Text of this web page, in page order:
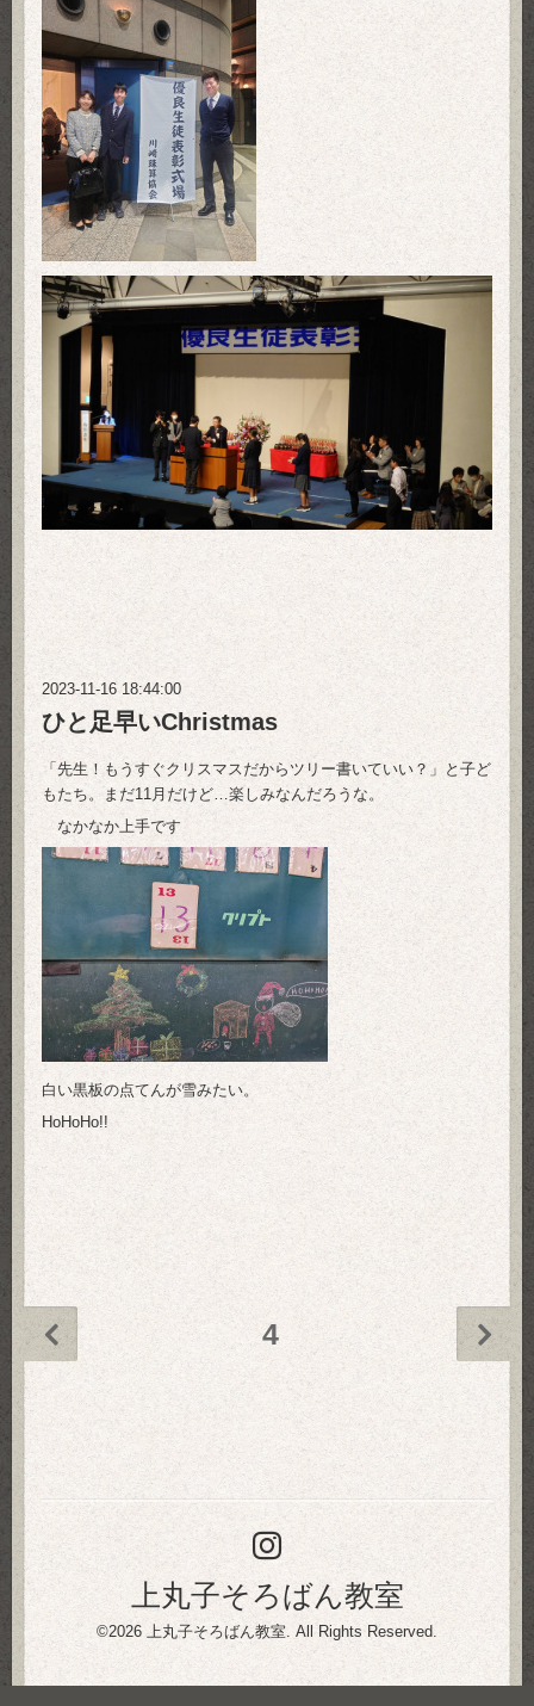
2023-11-16 18:44:00
ひと足早いChristmas
「先生！もうすぐクリスマスだからツリー書いていい？」と子ど
もたち。まだ11月だけど…楽しみなんだろうな。
なかなか上手です
白い黒板の点てんが雪みたい。
HoHoHo!!
4
上丸子そろばん教室
©2026 上丸子そろばん教室 . All Rights Reserved.